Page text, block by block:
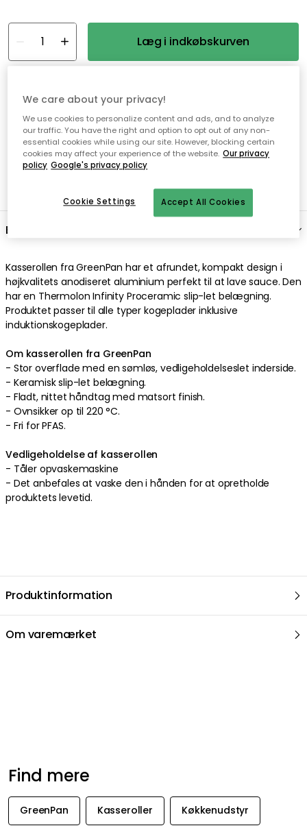
Læg i indkøbskurven
Gratis forsendelse over 499,-*
Hurtige og fleksible leverancer
Nem checkout med MobilePay
Beskrivelse
Kasserollen fraGreenPan har et afrundet,kompakt design i
højkvalitets anodiseret aluminium perfekt til at lave sauce. Den
har en Thermolon Infinity Proceramic slip-let belægning.
Produktet passer til alle typer kogeplader inklusive
induktionskogeplader.
Om kasserollen fra GreenPan
- Stor overflade med ensømløs, vedligeholdelseslet inderside.
- Keramiskslip-let belægning.
- Fladt, nittet håndtag med matsort finish.
- Ovnsikker op til 220 °C.
- Fri for PFAS.
Vedligeholdelse af kasserollen
- Tåler opvaskemaskine
- Det anbefales at vaske den i hånden for at opretholde
produktets levetid.
Produktinformation
Om varemærket
We care about your privacy!
We use cookies to personalize content and ads, and to analyze
our traffic. You have the right and option to opt out of any non-
essential cookies while using our site. However, blocking certain
cookies may affect your experience of the website. Our privacy
policy Google's privacy policy
Accept All Cookies
Cookie Settings